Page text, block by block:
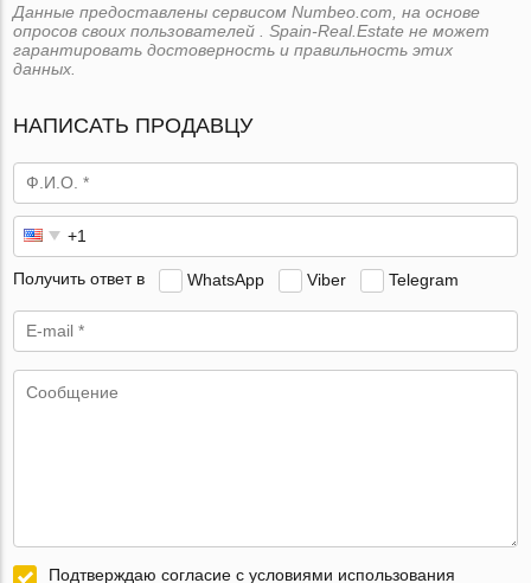
Данные предоставлены сервисом Numbeo.com, на основе
опросов своих пользователей . Spain-Real.Estate не может
гарантировать достоверность и правильность этих
данных.
НАПИСАТЬ ПРОДАВЦУ
Получить ответ в WhatsApp Viber Telegram
Подтверждаю согласие с условиями использования